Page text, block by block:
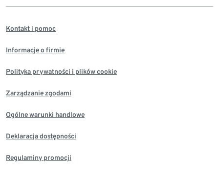
Kontakt i pomoc
Informacje o firmie
Polityka prywatności i plików cookie
Zarządzanie zgodami
Ogólne warunki handlowe
Deklaracja dostępności
Regulaminy promocji